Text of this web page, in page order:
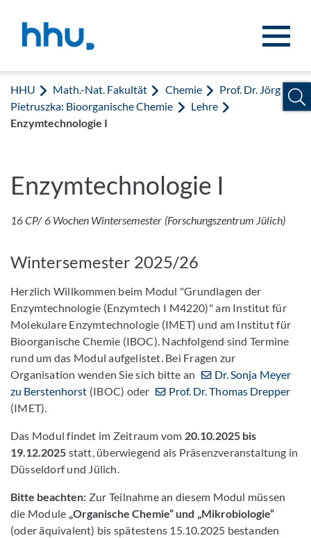
HHU Math.-Nat. Fakultät Chemie
Prof. Dr. Jörg
Pietruszka: Bioorganische Chemie
Lehre
Enzymtechnologie I
Enzymtechnologie I
16 CP/ 6 Wochen Wintersemester (Forschungszentrum Jülich)
Wintersemester 2025/26
Herzlich Willkommen beim Modul "Grundlagen der
Enzymtechnologie (Enzymtech I M4220)" am Institut für
Molekulare Enzymtechnologie (IMET) und am Institut für
Bioorganische Chemie (IBOC). Nachfolgend sind Termine
rund um das Modul aufgelistet. Bei Fragen zur
Organisation wenden Sie sich bitte an
Dr. Sonja Meyer
zu Berstenhorst (IBOC) oder
Prof. Dr. Thomas Drepper
(IMET).
Das Modul findet im Zeitraum vom 20.10.2025 bis
19.12.2025 statt, überwiegend als Präsenzveranstaltung in
Düsseldorf und Jülich.
Bitte beachten: Zur Teilnahme an diesem Modul müssen
die Module „Organische Chemie“ und „Mikrobiologie“
(oder äquivalent) bis spätestens 15.10.2025 bestanden